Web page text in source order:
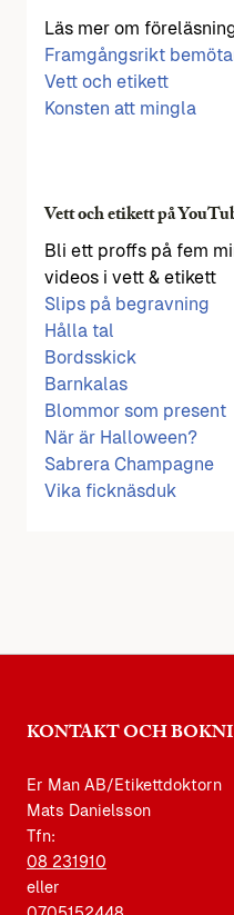
Läs mer om
Framgångsrikt
Vett och etikett
Konsten att mingla
Vett och etikett på
Bli ett proffs på fem
videos i vett & etikett
Slips på begravning
Hålla tal
Bordsskick
Barnkalas
Blommor som present
När är Halloween?
Sabrera Champagne
Vika ficknäsduk
KONTAKT OCH
Er Man AB/Etikettdoktorn
Mats Danielsson
Tfn:
08 231910
eller